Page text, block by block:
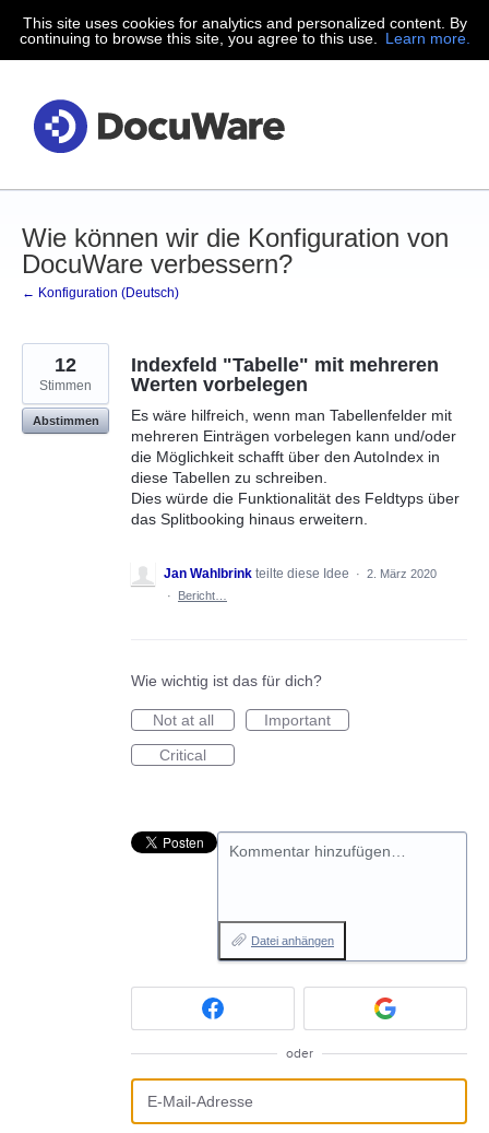
Zum
Inhalt
This site uses cookies for analytics and personalized content. By
continuing to browse this site, you agree to this use.
Learn more.
Wie können wir die Konfiguration von
DocuWare verbessern?
← Konfiguration (Deutsch)
Indexfeld "Tabelle" mit mehreren
Werten vorbelegen
Es wäre hilfreich, wenn man Tabellenfelder mit
mehreren Einträgen vorbelegen kann und/oder
die Möglichkeit schafft über den AutoIndex in
diese Tabellen zu schreiben.
Dies würde die Funktionalität des Feldtyps über
das Splitbooking hinaus erweitern.
12
Stimmen
Abstimmen
Jan Wahlbrink teilte diese Idee · 2. März 2020
·
Bericht…
Wie wichtig ist das für dich?
Not at all
Important
Critical
Kommentar hinzufügen…
Datei anhängen
oder